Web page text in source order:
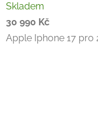
Skladem
30 990 Kč
Apple Iphone 17 pro